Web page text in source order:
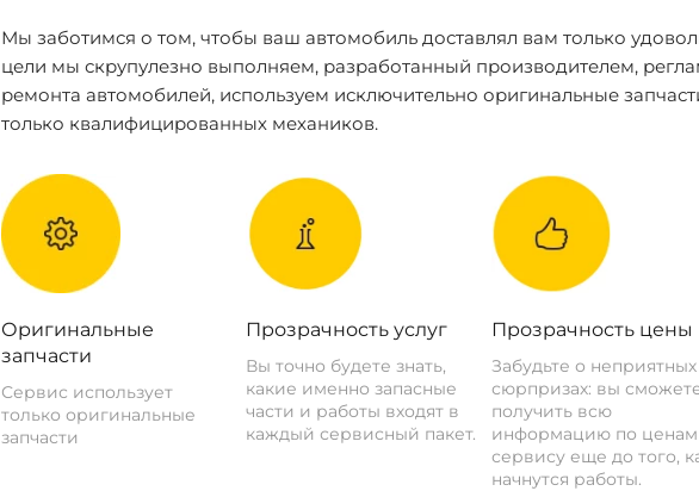
Мы заботимся о том, чтобы ваш автомобиль доставлял вам только
цели мы скрупулезно выполняем, разработанный производителем,
ремонта автомобилей, используем исключительно оригинальные
только квалифицированных механиков.
Оригинальные
запчасти
Сервис использует
только оригинальные
запчасти
Прозрачность услуг
Вы точно будете знать,
какие именно запасные
части и работы входят в
каждый сервисный пакет.
Прозрачность цены
Забудьте о неприятных
сюрпризах: вы
получить всю
информацию по ценам
сервису еще до того,
начнутся работы.